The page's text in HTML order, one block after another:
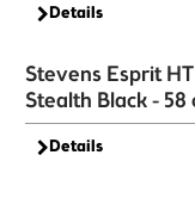
Details
Stevens Esprit
Stealth Black - 58
Details